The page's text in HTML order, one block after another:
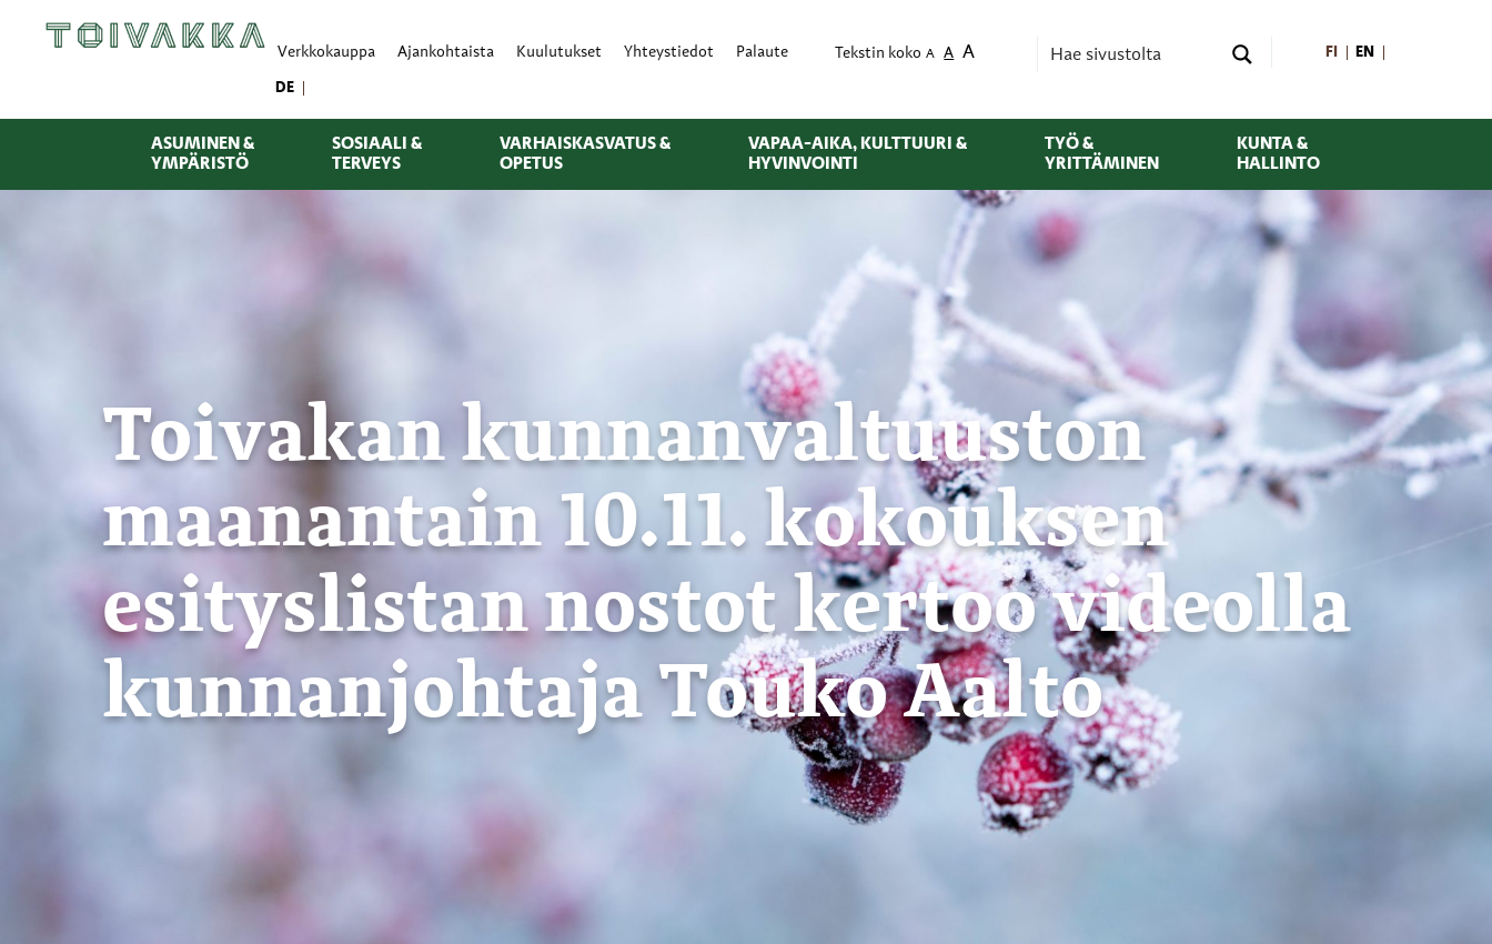
Verkkokauppa Ajankohtaista Kuulutukset Yhteystiedot Palaute Tekstin koko A A A FI EN
DE
ASUMINEN &
YMPÄRISTÖ
SOSIAALI &
TERVEYS
VARHAISKASVATUS &
OPETUS
VAPAA-AIKA, KULTTUURI &
HYVINVOINTI
TYÖ &
YRITTÄMINEN
KUNTA &
HALLINTO
Toivakan kunnanvaltuuston
maanantain 10.11. kokouksen
esityslistan nostot kertoo videolla
kunnanjohtaja Touko Aalto